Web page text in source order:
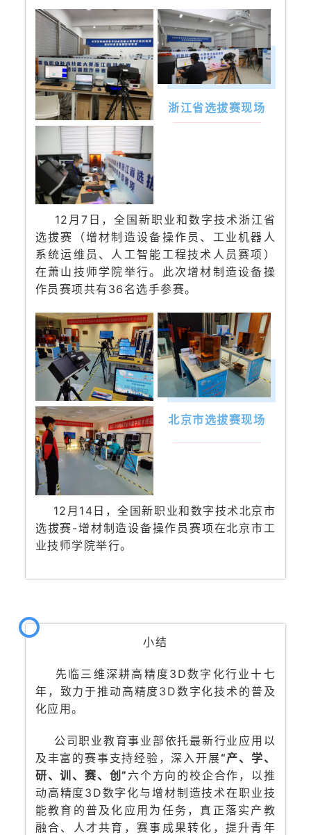
浙江省选拔赛现场
12月7日，全国新职业和数字技术浙江省
选拔赛（增材制造设备操作员、工业机器人
系统运维员、人工智能工程技术人员赛项）
在萧山技师学院举行。此次增材制造设备操
作员赛项共有36名选手参赛。
北京市选拔赛现场
12月14日，全国新职业和数字技术北京市
选拔赛-增材制造设备操作员 赛项在北京市工
业技师学院举行。
小结
先临三维深耕高精度3D数字化行业十七
年，致力于推动高精度3D数字化技术的普及
化应用。
公司职业教育事业部依托最新行业应用以
及丰富的赛事支持经验，深入开展“产、学、
研、训、赛、创” 六个方向的校企合作，以推
动高精度3D数字化与增材制造技术在职业技
能教育的普及化应用为任务，真正落实产教
融合、人才共育，赛事成果转化，提升青年